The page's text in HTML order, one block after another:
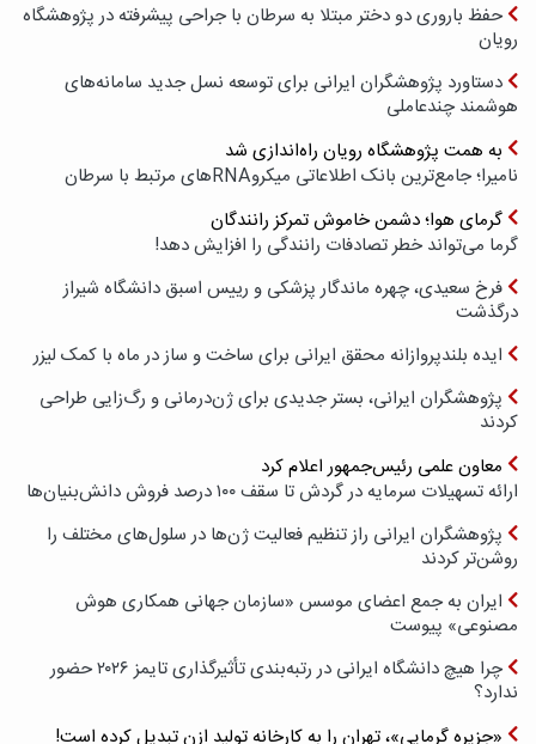
حفظ باروری دو دختر مبتلا به سرطان با جراحی پیشرفته در پژوهشگاه
رویان
دستاورد پژوهشگران ایرانی برای توسعه نسل جدید سامانه‌های
هوشمند چندعاملی
به همت پژوهشگاه رویان راه‌اندازی شد
نامیرا؛ جامع‌ترین بانک اطلاعاتی میکروRNAهای مرتبط با سرطان
گرمای هوا؛ دشمن خاموش تمرکز رانندگان
گرما می‌تواند خطر تصادفات رانندگی را افزایش دهد!
فرخ سعیدی، چهره ماندگار پزشکی و رییس اسبق دانشگاه شیراز
درگذشت
ایده بلندپروازانه محقق ایرانی برای ساخت و ساز در ماه با کمک لیزر
پژوهشگران ایرانی، بستر جدیدی برای ژن‌درمانی و رگ‌زایی طراحی
کردند
معاون علمی رئیس‌جمهور اعلام کرد
ارائه تسهیلات سرمایه در گردش تا سقف ۱۰۰ درصد فروش دانش‌بنیان‌ها
پژوهشگران ایرانی راز تنظیم فعالیت ژن‌ها در سلول‌های مختلف را
روشن‌تر کردند
ایران به جمع اعضای موسس «سازمان جهانی همکاری هوش
مصنوعی» پیوست
چرا هیچ دانشگاه ایرانی در رتبه‌بندی تأثیرگذاری تایمز ۲۰۲۶ حضور
ندارد؟
«جزیره گرمایی»، تهران را به کارخانه تولید ازن تبدیل کرده است!